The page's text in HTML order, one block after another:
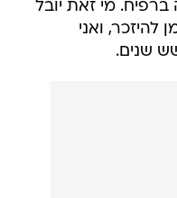
מי זאת יובל
להיזכר, ואני
שנים.